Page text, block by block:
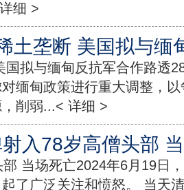
细 >
土垄断 美国拟与缅
国拟与缅甸反抗军合作路透
缅甸政策进行重大调整，
削弱...< 详细 >
入78岁高僧头部
当场死亡2024年6月19日
了广泛关注和愤怒。 当天